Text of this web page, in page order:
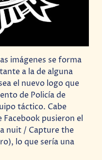
imágenes se forma
a la de alguna
el nuevo logo que
de Policía de
táctico. Cabe
Facebook pusieron el
nuit / Capture the
lo que sería una